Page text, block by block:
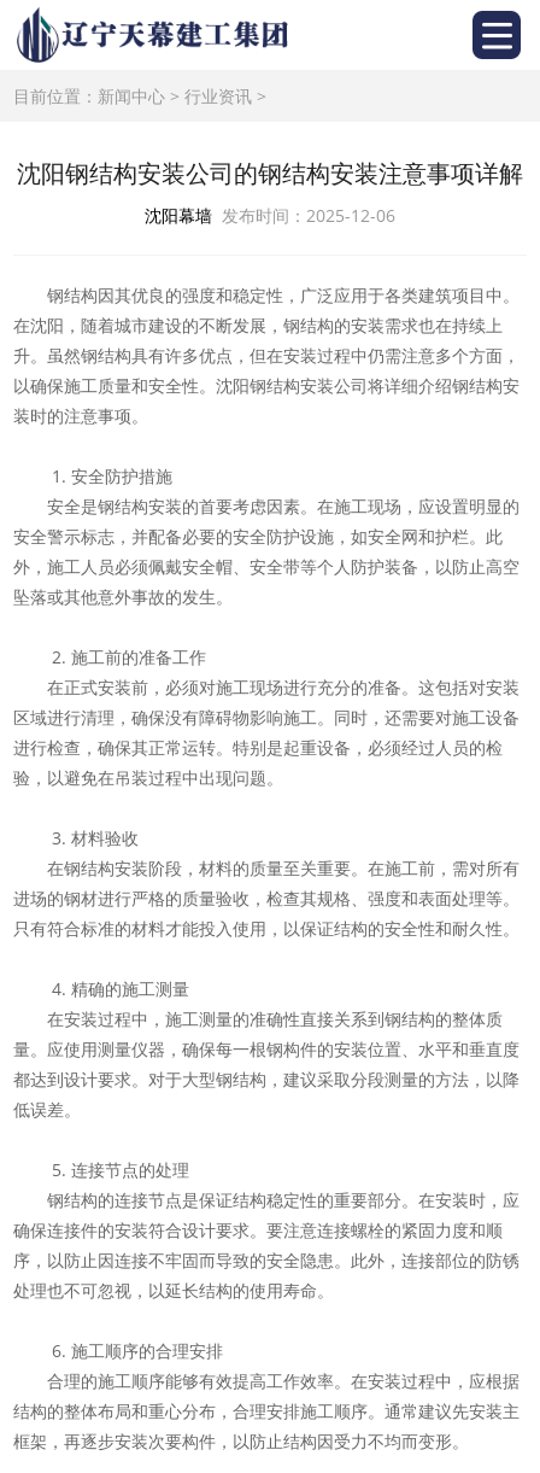
目前位置： 新闻中心 >行业资讯 >
沈阳钢结构安装公司的钢结构安装注意事项详解
沈阳幕墙 发布时间：2025-12-06
钢结构因其优良的强度和稳定性，广泛应用于各类建筑项目中。
在沈阳，随着城市建设的不断发展，钢结构的安装需求也在持续上
升。虽然钢结构具有许多优点，但在安装过程中仍需注意多个方面，
以确保施工质量和安全性。沈阳钢结构安装公司将详细介绍钢结构安
装时的注意事项。
1. 安全防护措施
安全是钢结构安装的首要考虑因素。在施工现场，应设置明显的
安全警示标志，并配备必要的安全防护设施，如安全网和护栏。此
外，施工人员必须佩戴安全帽、安全带等个人防护装备，以防止高空
坠落或其他意外事故的发生。
2. 施工前的准备工作
在正式安装前，必须对施工现场进行充分的准备。这包括对安装
区域进行清理，确保没有障碍物影响施工。同时，还需要对施工设备
进行检查，确保其正常运转。特别是起重设备，必须经过人员的检
验，以避免在吊装过程中出现问题。
3. 材料验收
在钢结构安装阶段，材料的质量至关重要。在施工前，需对所有
进场的钢材进行严格的质量验收，检查其规格、强度和表面处理等。
只有符合标准的材料才能投入使用，以保证结构的安全性和耐久性。
4. 精确的施工测量
在安装过程中，施工测量的准确性直接关系到钢结构的整体质
量。应使用测量仪器，确保每一根钢构件的安装位置、水平和垂直度
都达到设计要求。对于大型钢结构，建议采取分段测量的方法，以降
低误差。
5. 连接节点的处理
钢结构的连接节点是保证结构稳定性的重要部分。在安装时，应
确保连接件的安装符合设计要求。要注意连接螺栓的紧固力度和顺
序，以防止因连接不牢固而导致的安全隐患。此外，连接部位的防锈
处理也不可忽视，以延长结构的使用寿命。
6. 施工顺序的合理安排
合理的施工顺序能够有效提高工作效率。在安装过程中，应根据
结构的整体布局和重心分布，合理安排施工顺序。通常建议先安装主
框架，再逐步安装次要构件，以防止结构因受力不均而变形。